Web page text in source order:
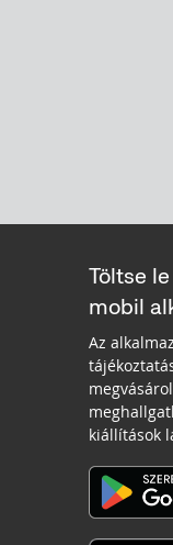
Töltse
mobil
Az
kiállítások